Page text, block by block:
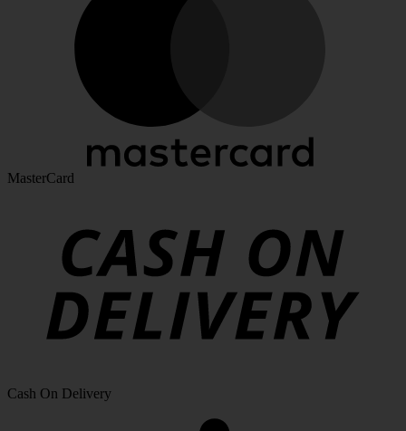
MasterCard
Cash On Delivery